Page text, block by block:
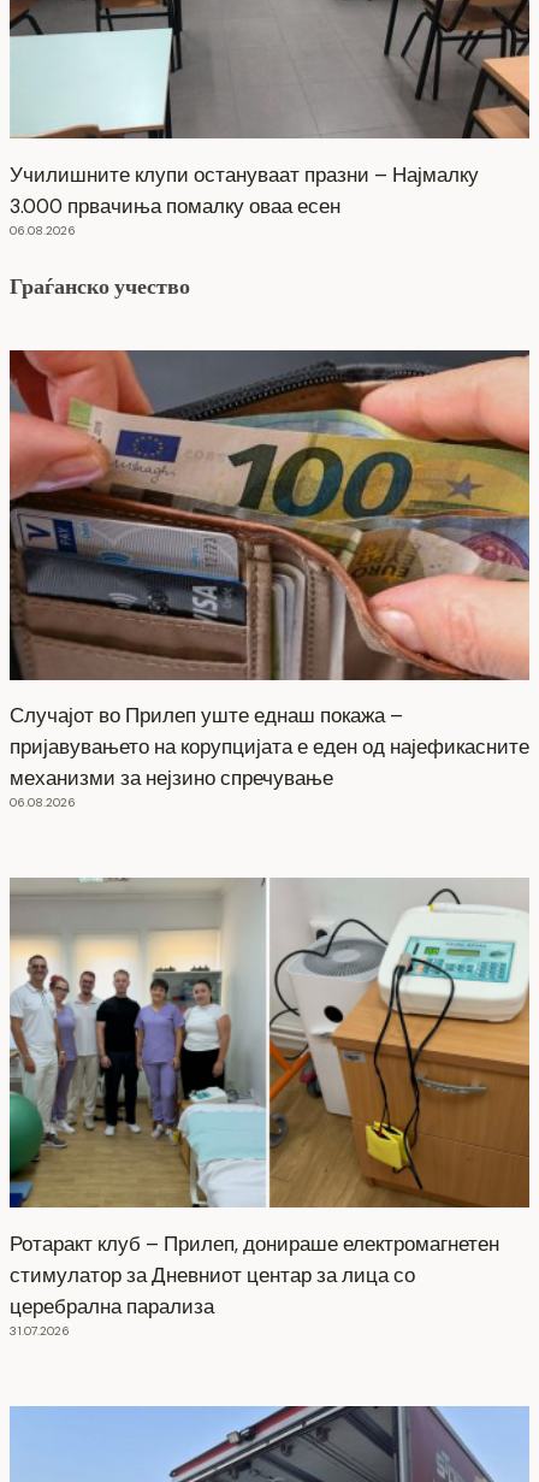
Училишните клупи остануваат празни – Најмалку
3.000 првачиња помалку оваа есен
06.08.2026
Граѓанско учество
Случајот во Прилеп уште еднаш покажа –
пријавувањето на корупцијата е еден од најефикасните
механизми за нејзино спречување
06.08.2026
Ротаракт клуб – Прилеп, донираше електромагнетен
стимулатор за Дневниот центар за лица со
церебрална парализа
31.07.2026